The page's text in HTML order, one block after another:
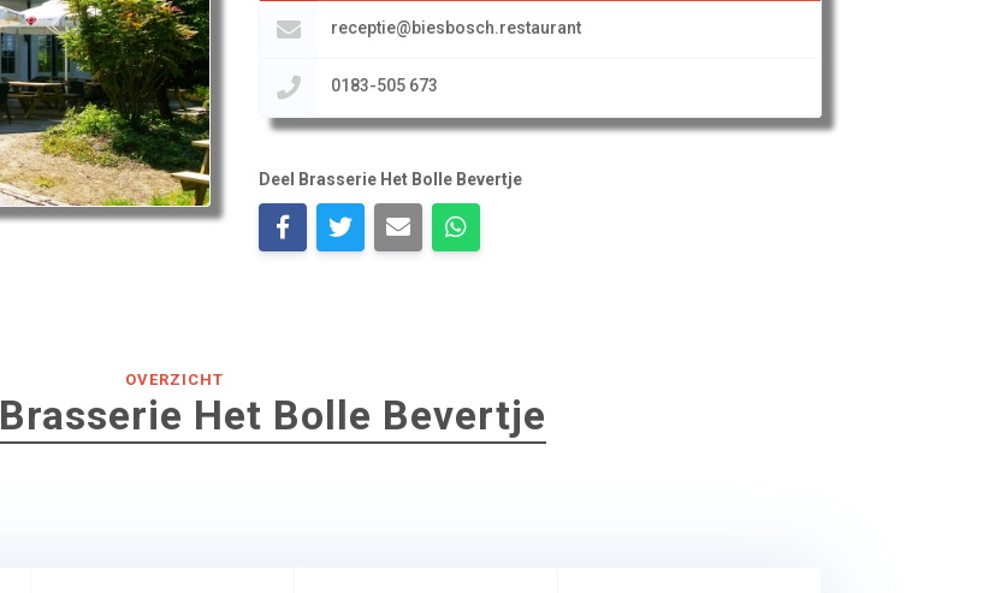
receptie@biesbosch.restaurant
0183-505 673
Deel Brasserie Het Bolle Bevertje
OVERZICHT
Brasserie Het Bolle Bevertje